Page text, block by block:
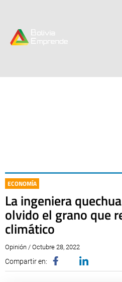
ECONOMÍA
La ingeniera
olvido el grano que
climático
Opinión / Octubre 28, 2022
Compartir en: